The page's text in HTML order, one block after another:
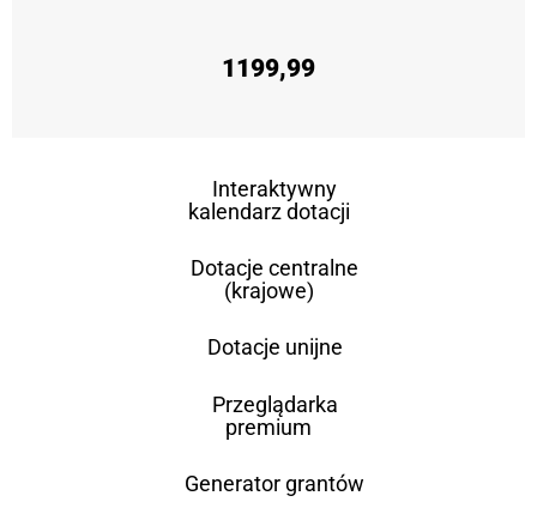
1199,99
Interaktywny
kalendarz dotacji
Dotacje centralne
(krajowe)
Dotacje unijne
Przeglądarka
premium
Generator grantów